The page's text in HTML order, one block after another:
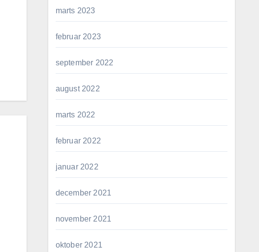
marts 2023
februar 2023
september 2022
august 2022
marts 2022
februar 2022
januar 2022
december 2021
november 2021
oktober 2021